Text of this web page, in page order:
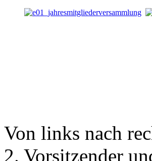
Von links nach
2. Vorsitzender